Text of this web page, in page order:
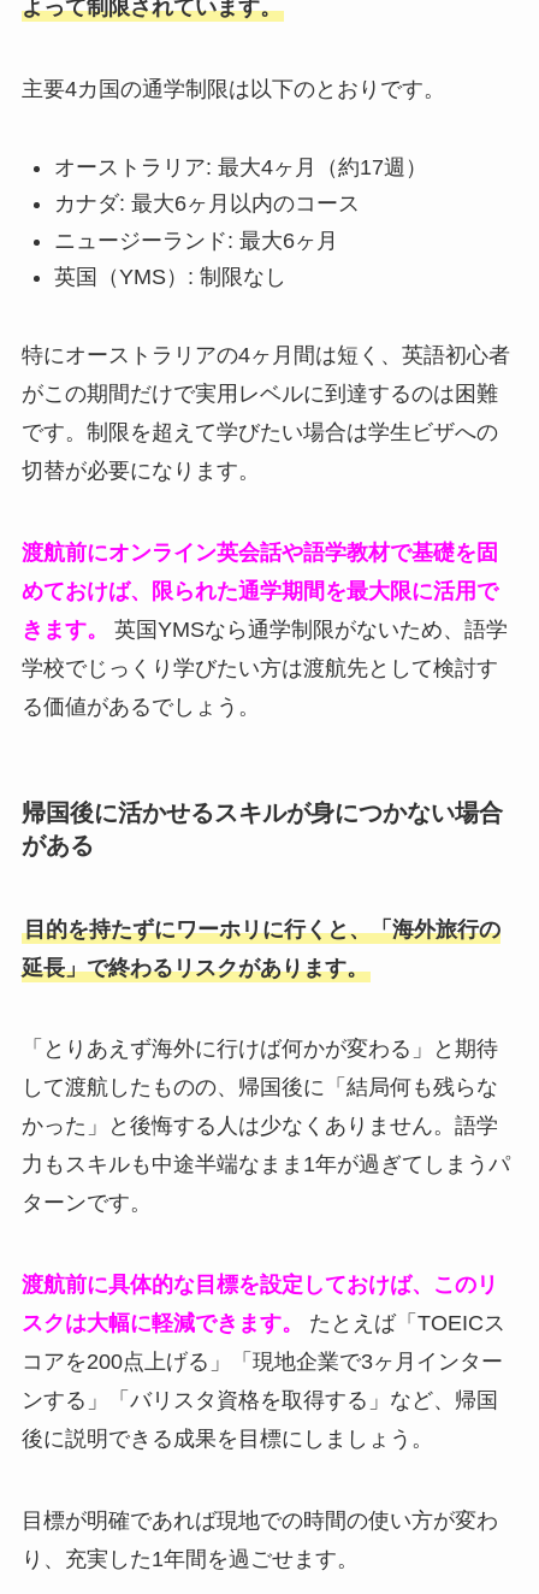
よって制限されています。
主要4カ国の通学制限は以下のとおりです。
オーストラリア: 最大4ヶ月（約17週）
カナダ: 最大6ヶ月以内のコース
ニュージーランド: 最大6ヶ月
英国（YMS）: 制限なし
特にオーストラリアの4ヶ月間は短く、英語初心者
がこの期間だけで実用レベルに到達するのは困難
です。制限を超えて学びたい場合は学生ビザへの
切替が必要になります。
渡航前にオンライン英会話や語学教材で基礎を固
めておけば、限られた通学期間を最大限に活用で
きます。
英国YMSなら通学制限がないため、語学
学校でじっくり学びたい方は渡航先として検討す
る価値があるでしょう。
帰国後に活かせるスキルが身につかない場合
がある
目的を持たずにワーホリに行くと、「海外旅行の
延長」で終わるリスクがあります。
「とりあえず海外に行けば何かが変わる」と期待
して渡航したものの、帰国後に「結局何も残らな
かった」と後悔する人は少なくありません。語学
力もスキルも中途半端なまま1年が過ぎてしまうパ
ターンです。
渡航前に具体的な目標を設定しておけば、このリ
スクは大幅に軽減できます。
たとえば「TOEICス
コアを200点上げる」「現地企業で3ヶ月インター
ンする」「バリスタ資格を取得する」など、帰国
後に説明できる成果を目標にしましょう。
目標が明確であれば現地での時間の使い方が変わ
り、充実した1年間を過ごせます。